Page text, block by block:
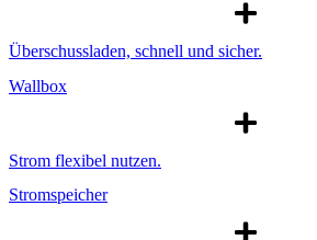
Überschussladen, schnell und sicher.
Wallbox
Strom flexibel nutzen.
Stromspeicher